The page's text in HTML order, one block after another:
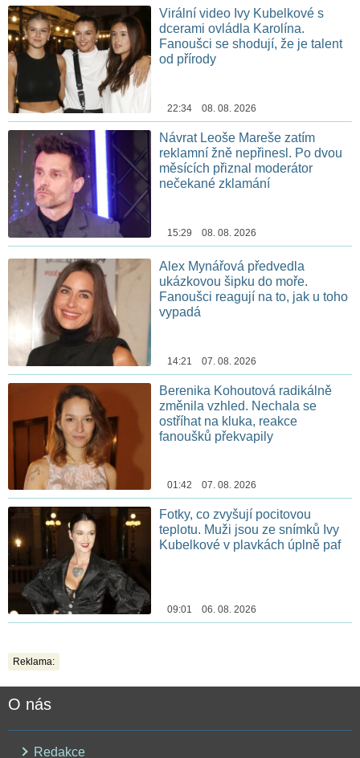
Virální video Ivy Kubelkové s
dcerami ovládla Karolína.
Fanoušci se shodují, že je talent
od přírody
22:34 08. 08. 2026
Návrat Leoše Mareše zatím
reklamní žně nepřinesl. Po dvou
měsících přiznal moderátor
nečekané zklamání
15:29 08. 08. 2026
Alex Mynářová předvedla
ukázkovou šipku do moře.
Fanoušci reagují na to, jak u toho
vypadá
14:21 07. 08. 2026
Berenika Kohoutová radikálně
změnila vzhled. Nechala se
ostříhat na kluka, reakce
fanoušků překvapily
01:42 07. 08. 2026
Fotky, co zvyšují pocitovou
teplotu. Muži jsou ze snímků Ivy
Kubelkové v plavkách úplně paf
09:01 06. 08. 2026
Reklama:
O nás
Redakce